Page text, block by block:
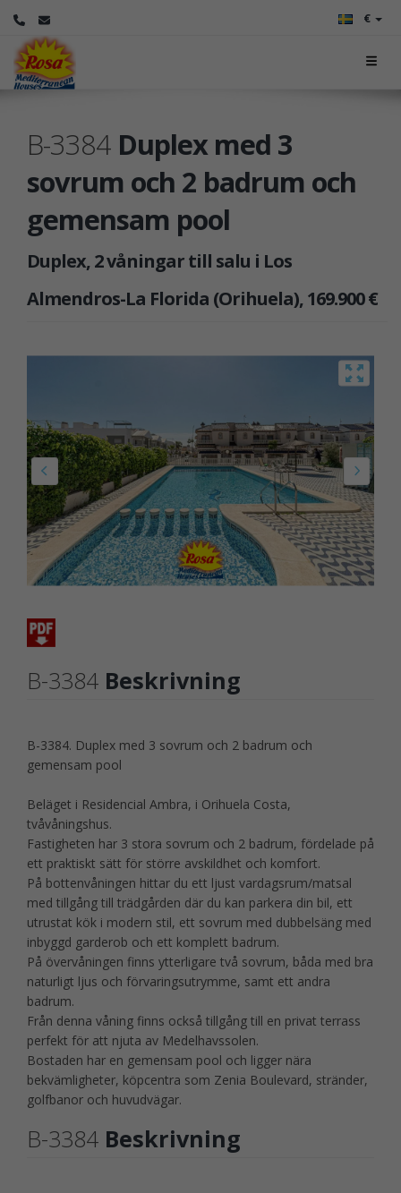
€
B-3384 Duplex med 3
sovrum och 2 badrum och
gemensam pool
Duplex, 2 våningar till salu i Los
Almendros-La Florida (Orihuela), 169.900 €
B-3384 Beskrivning
B-3384. Duplex med 3 sovrum och 2 badrum och
gemensam pool
Beläget i Residencial Ambra, i Orihuela Costa,
tvåvåningshus.
Fastigheten har 3 stora sovrum och 2 badrum, fördelade på
ett praktiskt sätt för större avskildhet och komfort.
På bottenvåningen hittar du ett ljust vardagsrum/matsal
med tillgång till trädgården där du kan parkera din bil, ett
utrustat kök i modern stil, ett sovrum med dubbelsäng med
inbyggd garderob och ett komplett badrum.
På övervåningen finns ytterligare två sovrum, båda med bra
naturligt ljus och förvaringsutrymme, samt ett andra
badrum.
Från denna våning finns också tillgång till en privat terrass
perfekt för att njuta av Medelhavssolen.
Bostaden har en gemensam pool och ligger nära
bekvämligheter, köpcentra som Zenia Boulevard, stränder,
golfbanor och huvudvägar.
B-3384 Beskrivning